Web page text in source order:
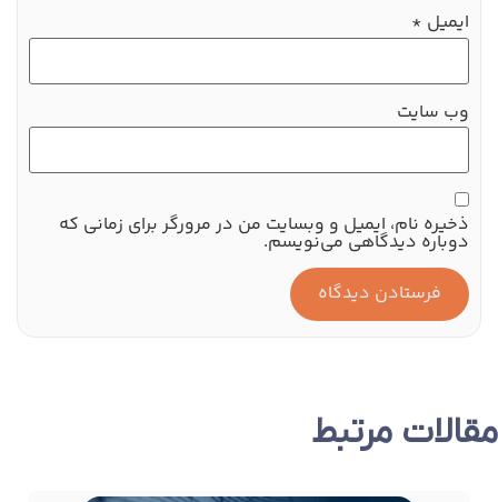
ایمیل *
وب‌ سایت
ذخیره نام، ایمیل و وبسایت من در مرورگر برای زمانی که
دوباره دیدگاهی می‌نویسم.
مقالات مرتبط